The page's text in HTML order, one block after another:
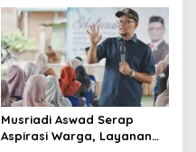
Musriadi Aswad Serap
Aspirasi Warga, Layanan